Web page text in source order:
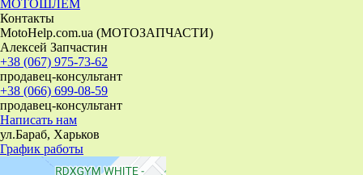
МОТОШЛЕМ
Контакты
MotoHelp.com.ua (МОТОЗАПЧАСТИ)
Алексей Запчастин
+38 (067) 975-73-62
продавец-консультант
+38 (066) 699-08-59
продавец-консультант
Написать нам
ул.Бараб, Харьков
График работы